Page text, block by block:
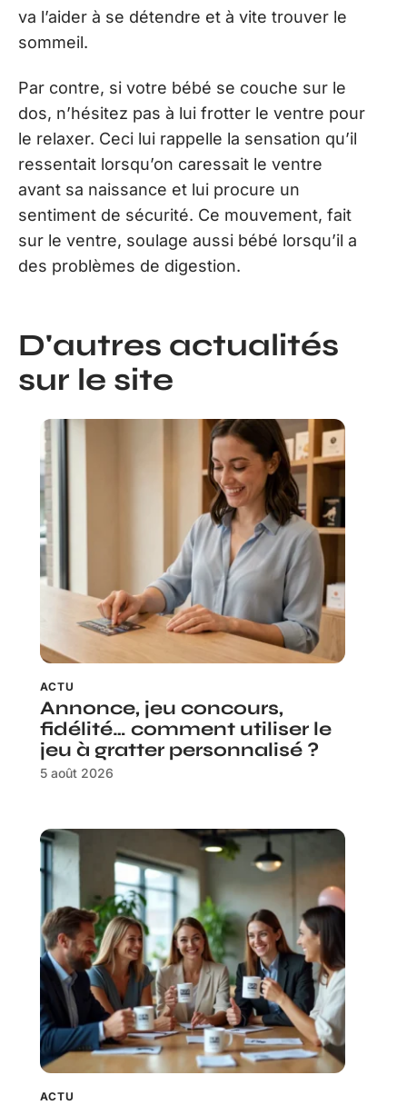
va l’aider à se détendre et à vite trouver le
sommeil.
Par contre, si votre bébé se couche sur le
dos, n’hésitez pas à lui frotter le ventre pour
le relaxer. Ceci lui rappelle la sensation qu’il
ressentait lorsqu’on caressait le ventre
avant sa naissance et lui procure un
sentiment de sécurité. Ce mouvement, fait
sur le ventre, soulage aussi bébé lorsqu’il a
des problèmes de digestion.
D'autres actualités
sur le site
ACTU
Annonce, jeu concours,
fidélité… comment utiliser le
jeu à gratter personnalisé ?
5 août 2026
ACTU